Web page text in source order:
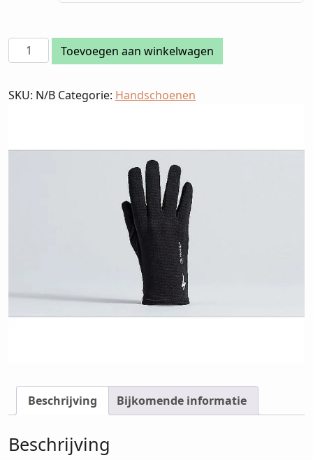
Specialized
Thermal
Glove
Toevoegen aan winkelwagen
SKU: N/B Categorie: Handschoenen
Beschrijving Bijkomende informatie
Beschrijving